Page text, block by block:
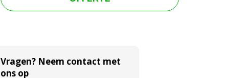
Vragen? Neem contact met
ons op